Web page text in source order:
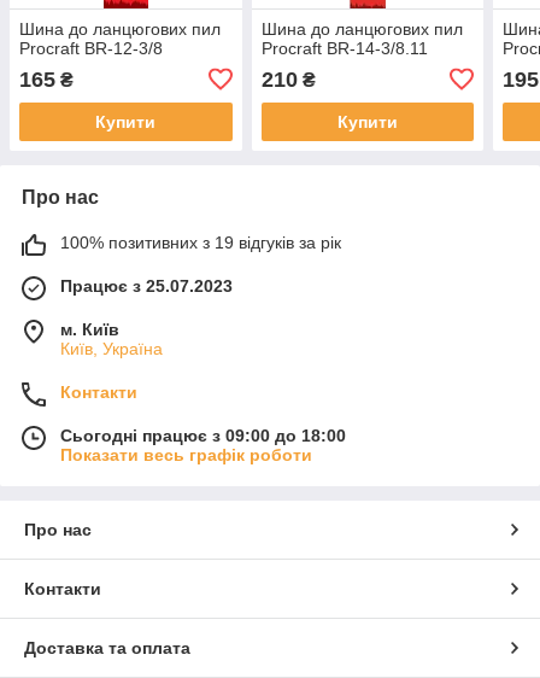
Шина до ланцюгових пил
Procraft BR-12-3/8
165 ₴
Купити
Шина до ланцюгових пил
Procraft BR-14-3/8.11
210₴
Купити
195
Про нас
100% позитивних з 19 відгуків за рік
Працює з 25.07.2023
м. Київ
Київ, Україна
Контакти
Сьогодні працює з 09:00 до 18:00
Показати весь графік роботи
Про нас
Контакти
Доставка та оплата